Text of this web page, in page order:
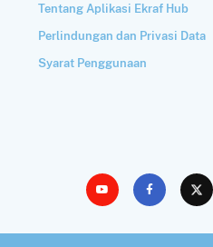
Tentang Aplikasi Ekraf Hub
Perlindungan dan Privasi Data
Syarat Penggunaan